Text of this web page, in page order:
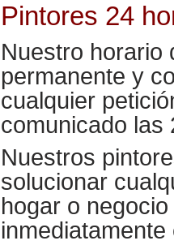
Pintores 24
Nuestro horario
permanente y
cualquier
comunicado las
Nuestros
solucionar
hogar o